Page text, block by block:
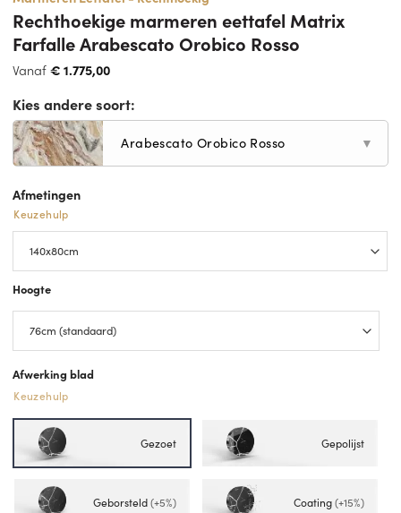
Rechthoekige marmeren eettafel Matrix
Farfalle Arabescato Orobico Rosso
Vanaf€ 1.775,00
Kies andere soort:
Arabescato Orobico Rosso ▼
Afmetingen
Keuzehulp
Hoogte
Afwerking blad
Keuzehulp
Gezoet Gepolijst
Geborsteld(+5%) Coating(+15%)